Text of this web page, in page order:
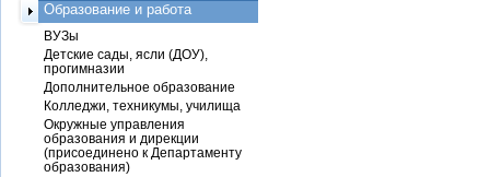
Образование и работа
ВУЗы
Детские сады, ясли (ДОУ),
прогимназии
Дополнительное образование
Колледжи, техникумы, училища
Окружные управления
образования и дирекции
(присоединено к Департаменту
образования)